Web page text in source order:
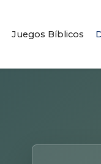
Juegos Bíblicos